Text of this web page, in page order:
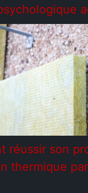
réussir son
thermique